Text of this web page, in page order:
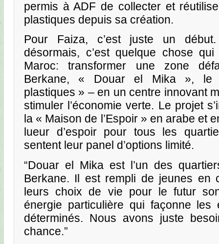
permis à ADF de collecter et
plastiques depuis sa création.
Pour Faiza, c’est juste un
désormais, c’est quelque chose
Maroc: transformer une zone
Berkane, « Douar el Mika », le
plastiques » – en un centre innovant
stimuler l’économie verte. Le projet
la « Maison de l’Espoir » en arabe et
lueur d’espoir pour tous les
sentent leur panel d’options limité.
“Douar el Mika est l’un des
Berkane. Il est rempli de jeunes en
leurs choix de vie pour le futur
énergie particulière qui façonne les
déterminés. Nous avons juste
chance.”